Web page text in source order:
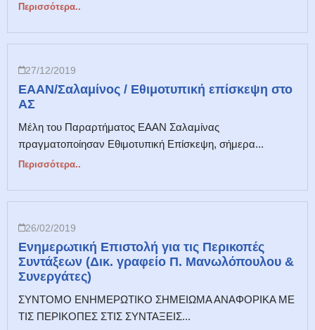
Περισσότερα..
27/12/2019
ΕΑΑΝ/Σαλαμίνος / Εθιμοτυπική επίσκεψη στο
ΑΣ
Μέλη του Παραρτήματος ΕΑΑΝ Σαλαμίνας
πραγματοποίησαν Εθιμοτυπική Επίσκεψη, σήμερα...
Περισσότερα..
26/02/2019
Ενημερωτική Επιστολή για τις Περικοπές
Συντάξεων (Δικ. γραφείο Π. Μανωλόπουλου &
Συνεργάτες)
ΣΥΝΤΟΜΟ ΕΝΗΜΕΡΩΤΙΚΟ ΣΗΜΕΙΩΜΑ ΑΝΑΦΟΡΙΚΑ ΜΕ
ΤΙΣ ΠΕΡΙΚΟΠΕΣ ΣΤΙΣ ΣΥΝΤΑΞΕΙΣ...